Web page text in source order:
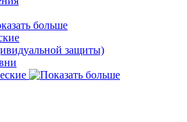
защиты)